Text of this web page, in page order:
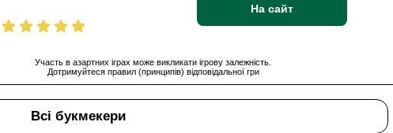
На сайт
Участь в азартних іграх може викликати ігрову залежність.
Дотримуйтеся правил (принципів) відповідальної гри
Всі букмекери